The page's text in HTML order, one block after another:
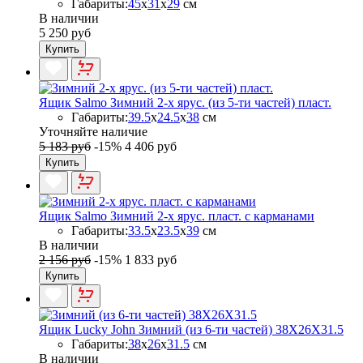
Габариты:45x31 x29 см
В наличии
5 250 руб
Купить
Ящик Salmo Зимний 2-х ярус. (из 5-ти частей) пласт.
Габариты:39.5x24.5x38 см
Уточняйте наличие
5 183 руб -15% 4 406 руб
Купить
Ящик Salmo Зимний 2-х ярус. пласт. с карманами
Габариты:33.5x23.5x39 см
В наличии
2 156 руб -15% 1 833 руб
Купить
Ящик Lucky John Зимний (из 6-ти частей) 38X26X31.5
Габариты:38x26x31.5 см
В наличии